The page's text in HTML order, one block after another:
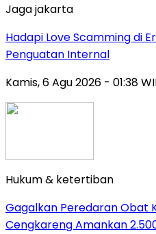
Jaga jakarta
Hadapi Love Scamming di
Penguatan Internal
Kamis, 6 Agu 2026 - 01:38
Hukum & ketertiban
Gagalkan Peredaran Obat
Cengkareng Amankan